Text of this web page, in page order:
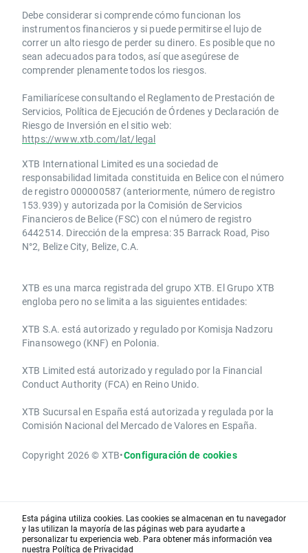
Debe considerar si comprende cómo funcionan los
instrumentos financieros y si puede permitirse el lujo de
correr un alto riesgo de perder su dinero. Es posible que no
sean adecuados para todos, así que asegúrese de
comprender plenamente todos los riesgos.
Familiarícese consultando el Reglamento de Prestación de
Servicios, Política de Ejecución de Órdenes y Declaración de
Riesgo de Inversión en el sitio web:
https://www.xtb.com/lat/legal
XTB International Limited es una sociedad de
responsabilidad limitada constituida en Belice con el número
de registro 000000587 (anteriormente, número de registro
153.939) y autorizada por la Comisión de Servicios
Financieros de Belice (FSC) con el número de registro
6442514. Dirección de la empresa: 35 Barrack Road, Piso
N°2, Belize City, Belize, C.A.
​​XTB es una marca registrada del grupo XTB. El Grupo XTB
engloba pero no se limita a las siguientes entidades:
XTB S.A.​ está autorizado y regulado por Komisja Nadzoru
Finansowego (KNF) ​en Polonia.
XTB Limited ​está autorizado y regulado por la ​Financial
Conduct Authority ​(FCA) en ​​Reino Unido.
XTB Sucursal en España está autorizada y regulada por la
Comisión Nacional del Mercado de Valores en España.
Copyright 2026 © XTB•Configuración de cookies
Esta página utiliza cookies. Las cookies se almacenan en tu navegador
y las utilizan la mayoría de las páginas web para ayudarte a
personalizar tu experiencia web. Para obtener más información vea
nuestra Política de Privacidad